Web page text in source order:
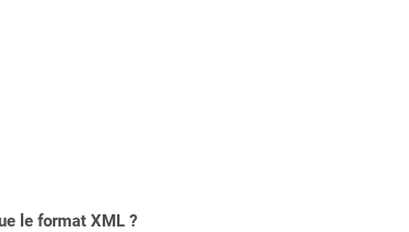
le format XML ?